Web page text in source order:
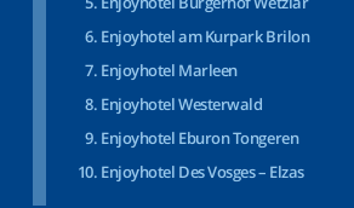
Enjoyhotel am Kurpark Brilon
Enjoyhotel Marleen
Enjoyhotel Westerwald
Enjoyhotel Eburon Tongeren
Enjoyhotel Des Vosges – Elzas